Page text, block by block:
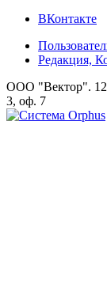
ВКонтакте
Редакция,
ООО "Вектор".
3, оф. 7